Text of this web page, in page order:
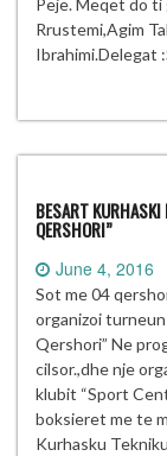
Peje. Meqet do ti
Rrustemi,Agim
Ibrahimi.Delegat
BESART
QERSHORI”
June 4, 2016
Sot me 04
organizoi
Qershori” Ne
cilsor.,dhe nje
klubit “Sport
boksieret me te
Kurhasku